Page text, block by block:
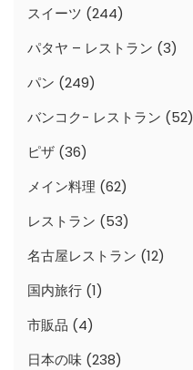
スイーツ (244)
パタヤ – レストラン (3)
パン (249)
バンコク- レストラン (52)
ピザ (36)
メイン料理 (62)
レストラン (53)
名古屋レストラン (12)
国内旅行 (1)
市販品 (4)
日本の味 (238)